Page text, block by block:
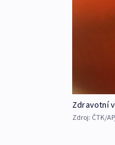
Zdravotní
Zdroj: ČTK/